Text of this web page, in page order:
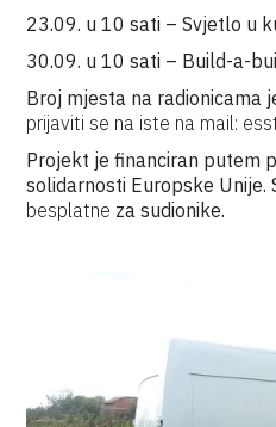
23.09. u 10 sati – Svjetlo u
30.09. u 10 sati – Build-a-
Broj mjesta na radionicama
prijaviti se na iste na mail:
Projekt je financiran putem
solidarnosti Europske Unije.
besplatne za sudionike.